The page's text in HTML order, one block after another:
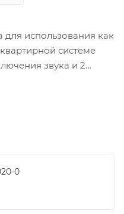
для использования как
системе
звука и 2
. При
из 4-х
с собственным
0